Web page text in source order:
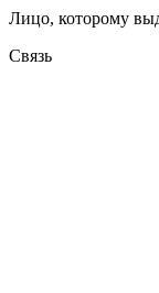
Лицо, которому
Связь